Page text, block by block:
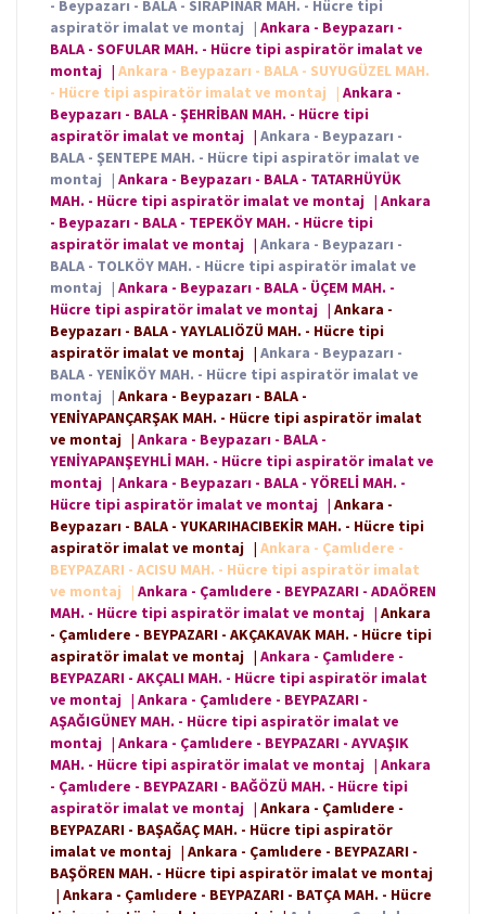
- Beypazarı - BALA - SIRAPINAR MAH. - Hücre tipi
aspiratör imalat ve montaj | Ankara - Beypazarı -
BALA - SOFULAR MAH. - Hücre tipi aspiratör imalat ve
montaj | Ankara - Beypazarı - BALA - SUYUGÜZEL MAH.
- Hücre tipi aspiratör imalat ve montaj
| Ankara -
Beypazarı - BALA - ŞEHRİBAN MAH. - Hücre tipi
aspiratör imalat ve montaj | Ankara - Beypazarı -
BALA - ŞENTEPE MAH. - Hücre tipi aspiratör imalat ve
montaj | Ankara - Beypazarı - BALA - TATARHÜYÜK
MAH. - Hücre tipi aspiratör imalat ve montaj | Ankara
- Beypazarı - BALA - TEPEKÖY MAH. - Hücre tipi
aspiratör imalat ve montaj | Ankara - Beypazarı -
BALA - TOLKÖY MAH. - Hücre tipi aspiratör imalat ve
montaj | Ankara - Beypazarı - BALA - ÜÇEM MAH. -
Hücre tipi aspiratör imalat ve montaj | Ankara -
Beypazarı - BALA - YAYLALIÖZÜ MAH. - Hücre tipi
aspiratör imalat ve montaj | Ankara - Beypazarı -
BALA - YENİKÖY MAH. - Hücre tipi aspiratör imalat ve
montaj | Ankara - Beypazarı - BALA -
YENİYAPANÇARŞAK MAH. - Hücre tipi aspiratör imalat
ve montaj | Ankara - Beypazarı - BALA -
YENİYAPANŞEYHLİ MAH. - Hücre tipi aspiratör imalat ve
montaj | Ankara - Beypazarı - BALA - YÖRELİ MAH. -
Hücre tipi aspiratör imalat ve montaj | Ankara -
Beypazarı - BALA - YUKARIHACIBEKİR MAH. - Hücre tipi
aspiratör imalat ve montaj | Ankara - Çamlıdere -
BEYPAZARI - ACISU MAH. - Hücre tipi aspiratör imalat
ve montaj
| Ankara - Çamlıdere - BEYPAZARI - ADAÖREN
MAH. - Hücre tipi aspiratör imalat ve montaj | Ankara
- Çamlıdere - BEYPAZARI - AKÇAKAVAK MAH. - Hücre tipi
aspiratör imalat ve montaj | Ankara - Çamlıdere -
BEYPAZARI - AKÇALI MAH. - Hücre tipi aspiratör imalat
ve montaj | Ankara - Çamlıdere - BEYPAZARI -
AŞAĞIGÜNEY MAH. - Hücre tipi aspiratör imalat ve
montaj | Ankara - Çamlıdere - BEYPAZARI - AYVAŞIK
MAH. - Hücre tipi aspiratör imalat ve montaj | Ankara
- Çamlıdere - BEYPAZARI - BAĞÖZÜ MAH. - Hücre tipi
aspiratör imalat ve montaj | Ankara - Çamlıdere -
BEYPAZARI - BAŞAĞAÇ MAH. - Hücre tipi aspiratör
imalat ve montaj | Ankara - Çamlıdere - BEYPAZARI -
BAŞÖREN MAH. - Hücre tipi aspiratör imalat ve montaj
| Ankara - Çamlıdere - BEYPAZARI - BATÇA MAH. - Hücre